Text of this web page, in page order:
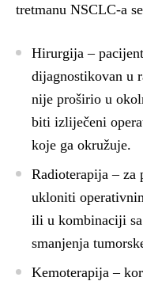
tretmanu NSCLC-a
Hirurgija–
dijagnostikovan u
nije proširio u
biti izliječeni
koje ga okružuje.
Radioterapija– za
ukloniti
ili u kombinaciji
smanjenja
Kemoterapija –